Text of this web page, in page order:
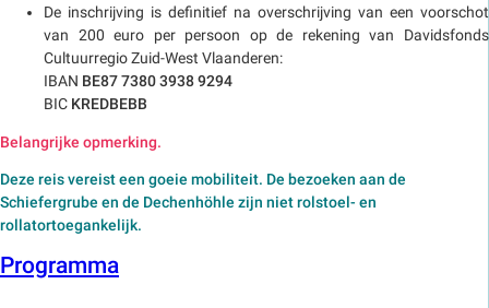
De inschrijving is definitief na overschrijving van een voorschot
van 200 euro per persoon op de rekening van Davidsfonds
Cultuurregio Zuid-West Vlaanderen:
IBAN BE87 7380 3938 9294
BIC KREDBEBB
Belangrijke opmerking.
Deze reis vereist een goeie mobiliteit. De bezoeken aan de
Schiefergrube en de Dechenhöhle zijn niet rolstoel- en
rollatortoegankelijk.
Programma